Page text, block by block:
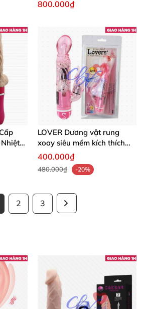
Mãi
800.000₫
LOVER Dương vật rung
xoay siêu mềm kích thích
mạnh 2025
400.000₫
480.000₫ -20%
2 3